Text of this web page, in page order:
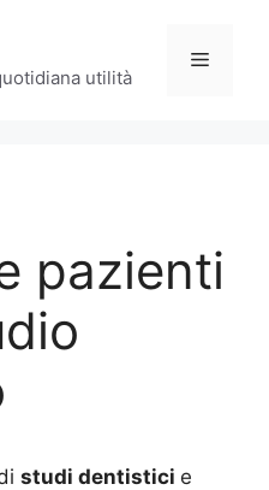
utilità
Menu
pazienti
studi dentistici e